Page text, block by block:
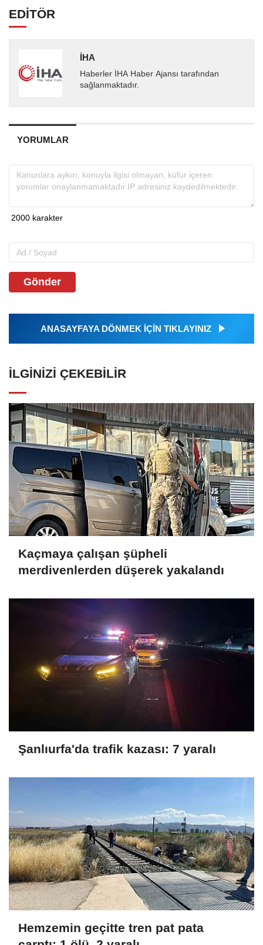
EDİTÖR
İHA
Haberler İHA Haber Ajansı tarafından
sağlanmaktadır.
YORUMLAR
Gönder
ANASAYFAYA DÖNMEK İÇİN TIKLAYINIZ
İLGINIZI ÇEKEBILIR
Kaçmaya çalışan şüpheli
merdivenlerden düşerek yakalandı
Şanlıurfa'da trafik kazası: 7 yaralı
Hemzemin geçitte tren pat pata